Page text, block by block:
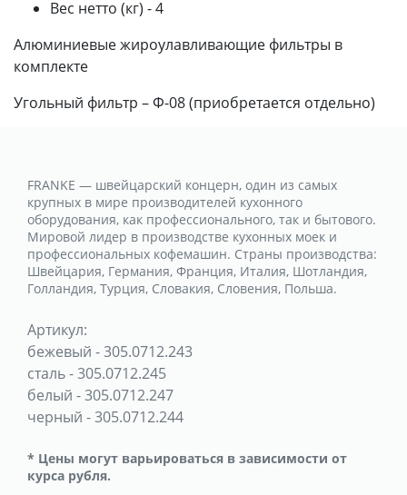
Вес нетто (кг) - 4
Алюминиевые жироулавливающие фильтры в
комплекте
Угольный фильтр – Ф-08 (приобретается отдельно)
FRANKE — швейцарский концерн, один из самых
крупных в мире производителей кухонного
оборудования, как профессионального, так и бытового.
Мировой лидер в производстве кухонных моек и
профессиональных кофемашин. Страны производства:
Швейцария, Германия, Франция, Италия, Шотландия,
Голландия, Турция, Словакия, Словения, Польша.
Артикул:
бежевый -305.0712.243
сталь-305.0712.245
белый -305.0712.247
черный -305.0712.244
* Цены могут варьироваться в зависимости от
курса рубля.